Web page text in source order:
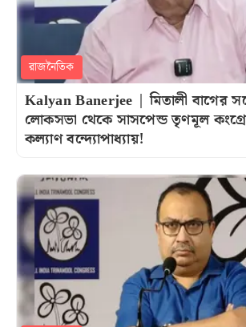
রাজনৈতিক
Kalyan Banerjee | মিতালী বাগের
লোকসভা থেকে সাসপেন্ড তৃণমূল
কল্যাণ বন্দ্যোপাধ্যায়!